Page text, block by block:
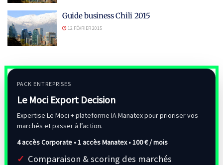
Guide business Chili 2015
12 FÉVRIER 2015
PACK ENTREPRISES
Le Moci Export Decision
Expertise Le Moci + plateforme IA Manatex pour prioriser vos
marchés et passer à l’action.
4 accès Corporate • 1 accès Manatex •100 € / mois
Comparaison & scoring des marchés